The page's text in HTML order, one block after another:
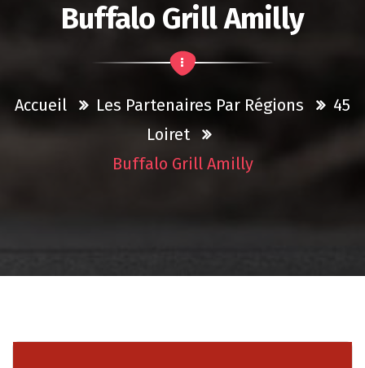
Buffalo Grill Amilly
Accueil Les Partenaires Par Régions
45
Loiret
Buffalo Grill Amilly